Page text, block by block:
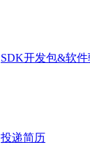
SDK开发包&软
投递简历